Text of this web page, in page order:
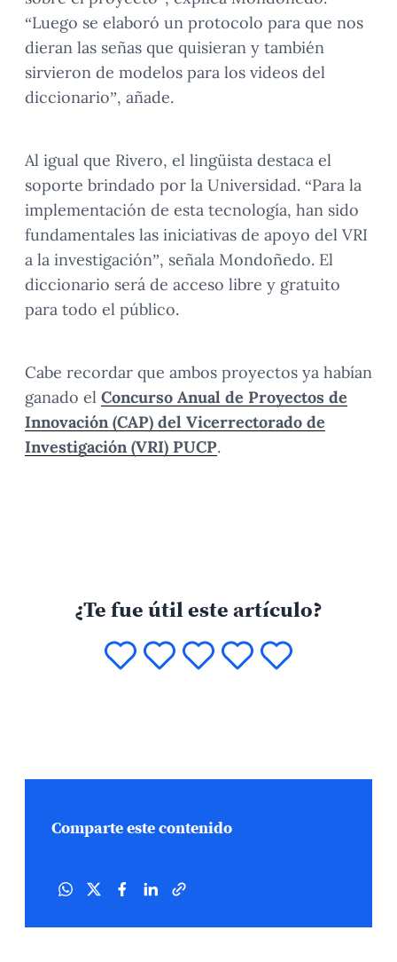
“Luego se elaboró un protocolo para que nos
dieran las señas que quisieran y también
sirvieron de modelos para los videos del
diccionario”, añade.
Al igual que Rivero, el lingüista destaca el
soporte brindado por la Universidad. “Para la
implementación de esta tecnología, han sido
fundamentales las iniciativas de apoyo del VRI
a la investigación”, señala Mondoñedo. El
diccionario será de acceso libre y gratuito
para todo el público.
Cabe recordar que ambos proyectos ya habían
ganado el Concurso Anual de Proyectos de
Innovación (CAP) del Vicerrectorado de
Investigación (VRI) PUCP.
¿Te fue útil este artículo?
Comparte este contenido